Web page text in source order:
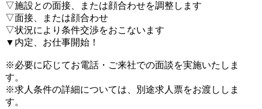
▽施設との面接、または顔合わせを調整します
▽面接、または顔合わせ
▽状況により条件交渉をおこないます
▼内定、お仕事開始！
※必要に応じてお電話・ご来社での面談を実施いたしま
す。
※求人条件の詳細については、別途求人票をお渡ししま
す。